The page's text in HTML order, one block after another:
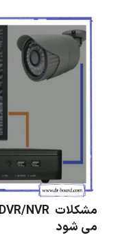
می‌ شود